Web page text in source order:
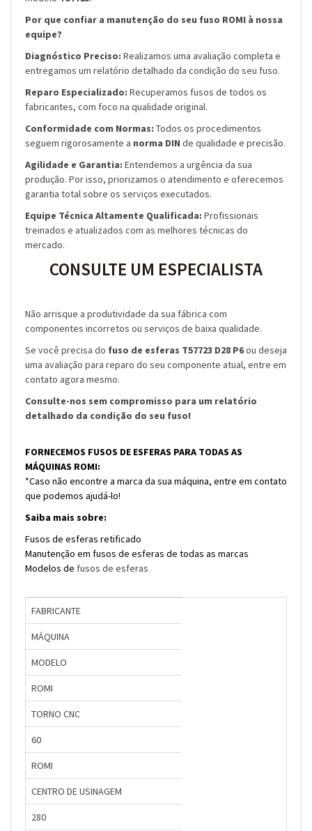
Por que confiar a manutenção do seu fuso ROMI à nossa
equipe?
Diagnóstico Preciso: Realizamos uma avaliação completa e
entregamos um relatório detalhado da condição do seu fuso.
Reparo Especializado: Recuperamos fusos de todos os
fabricantes, com foco na qualidade original.
Conformidade com Normas: Todos os procedimentos
seguem rigorosamente a norma DIN de qualidade e precisão.
Agilidade e Garantia: Entendemos a urgência da sua
produção. Por isso, priorizamos o atendimento e oferecemos
garantia total sobre os serviços executados.
Equipe Técnica Altamente Qualificada: Profissionais
treinados e atualizados com as melhores técnicas do
mercado.
CONSULTE UM ESPECIALISTA
Não arrisque a produtividade da sua fábrica com
componentes incorretos ou serviços de baixa qualidade.
Se você precisa do fuso de esferas T57723 D28 P6ou deseja
uma avaliação para reparo do seu componente atual, entre em
contato agora mesmo.
Consulte-nos sem compromisso para um relatório
detalhado da condição do seu fuso!
FORNECEMOS FUSOS DE ESFERAS PARA TODAS AS
MÁQUINAS ROMI:
*Caso não encontre a marca da sua máquina, entre em contato
que podemos ajudá-lo!
Saiba mais sobre:
Fusos de esferas retificado
Manutenção em fusos de esferas de todas as marcas
Modelos de fusos de esferas
FABRICANTE
MÁQUINA
MODELO
ROMI
TORNO CNC
60
ROMI
CENTRO DE USINAGEM
280